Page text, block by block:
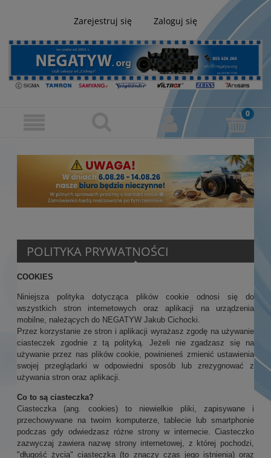
Zarejestruj się Zaloguj się
POLITYKA PRYWATNOŚCI
COOKIES
Niniejsza polityka dotycząca plików cookie odnosi się do
wszystkich stron internetowych oraz aplikacji na urządzenia
mobilne, należących do NEGATYW Jakub Cichocki.
Przez korzystanie ze stron i aplikacji wyrażasz zgodę na używanie
ciasteczek zgodnie z tą polityką. Jeżeli nie zgadzasz się na
używanie przez nas plików cookie, powinieneś zmienić ustawienia
swojej przeglądarki w odpowiedni sposób lub zrezygnować z
używania stron oraz aplikacji.
Co to są ciasteczka?
Ciasteczka (ang. cookies) to niewielkie pliki, zapisywane i
przechowywane na twoim komputerze, tablecie lub smartphonie
podczas gdy odwiedzasz różne strony w internecie. Ciasteczko
zazwyczaj zawiera nazwę strony internetowej, z której pochodzi,
"długość życia" ciasteczka (to znaczy czas jego istnienia) oraz